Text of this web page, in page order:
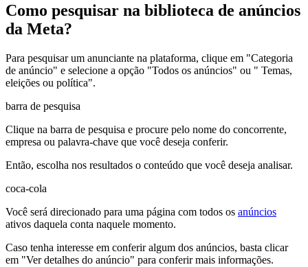
Como pesquisar na biblioteca de anúncios
da Meta?
Para pesquisar um anunciante na plataforma, clique em "Categoria
de anúncio" e selecione a opção "Todos os anúncios" ou " Temas,
eleições ou política".
barra de pesquisa
Clique na barra de pesquisa e procure pelo nome do concorrente,
empresa ou palavra-chave que você deseja conferir.
Então, escolha nos resultados o conteúdo que você deseja analisar.
coca-cola
Você será direcionado para uma página com todos os anúncios
ativos daquela conta naquele momento.
Caso tenha interesse em conferir algum dos anúncios, basta clicar
em "Ver detalhes do anúncio" para conferir mais informações.